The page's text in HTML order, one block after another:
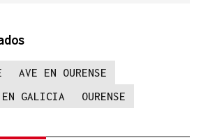
AVE EN OURENSE
EN GALICIA
OURENSE